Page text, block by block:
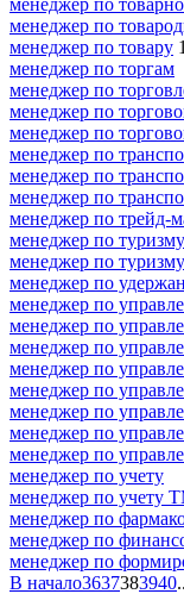
менеджер по
менеджер по товару 1
менеджер по торгам
менеджер по
менеджер по
менеджер по
менеджер по
менеджер по
менеджер по
менеджер по трейд-
менеджер по туризму
менеджер по
менеджер по
менеджер по
менеджер по
менеджер по
менеджер по
менеджер по
менеджер по
менеджер по
менеджер по
менеджер по учету
менеджер по учету
менеджер по
менеджер по
менеджер по
В начало3637383940